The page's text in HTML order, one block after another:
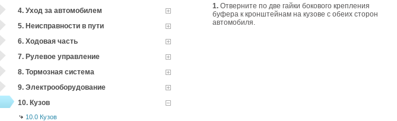
4. Уход за автомобилем
5. Неисправности в пути
6. Ходовая часть
7. Рулевое управление
8. Тормозная система
9. Электрооборудование
10. Кузов
10.0 Кузов
1.Отверните по две гайки бокового крепления
буфера к кронштейнам на кузове с обеих сторон
автомобиля.